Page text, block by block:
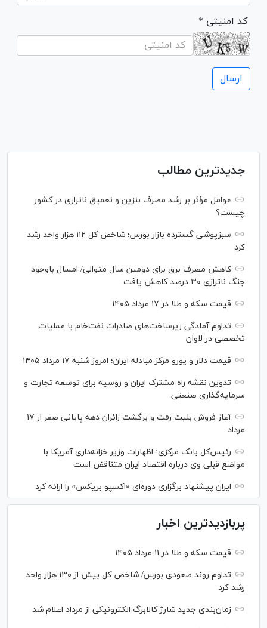
* کد امنیتی
جدیدترین مطالب
عوامل مؤثر بر رشد مصرف بنزین و تعمیق ناترازی در کشور
چیست؟
سبزپوشی گسترده بازار بورس؛ شاخص کل ۱۱۲ هزار واحد رشد
کرد
کاهش مصرف برق برای دومین سال متوالی/ امسال باوجود
جنگ ناترازی ۳۰ درصد کاهش یافت
قیمت سکه و طلا در ۱۷ مرداد ۱۴۰۵
تداوم آمادگی زیرساخت‌های صادرات نفت‌خام با عملیات
تخصصی در لاوان
قیمت دلار و یورو مرکز مبادله ایران؛ امروز شنبه ۱۷ مرداد ۱۴۰۵
تدوین نقشه راه مشترک ایران و روسیه برای توسعه تجارت و
سرمایه‌گذاری صنعتی
آغاز فروش بلیت رفت و برگشت زائران دهه پایانی صفر از ۱۷
مرداد
رئیس‌کل بانک مرکزی: اظهارات وزیر خزانه‌داری آمریکا با
مواضع قبلی وی درباره اقتصاد ایران متناقض است
ایران پیشنهاد برگزاری دوره‌ای «اکسپو بریکس» را ارائه کرد
پربازدیدترین اخبار
قیمت سکه و طلا در ۱۱ مرداد ۱۴۰۵
تداوم روند صعودی بورس/ شاخص کل بیش از ۱۳۰ هزار واحد
رشد کرد
زمان‌بندی جدید شارژ کالابرگ الکترونیکی از مرداد اعلام شد